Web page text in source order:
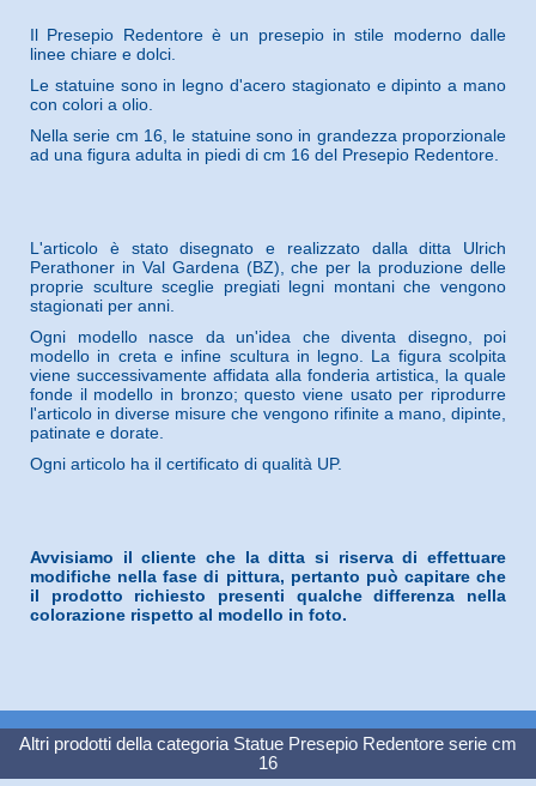
Il Presepio Redentore è un presepio in stile moderno dalle
linee chiare e dolci.
Le statuine sono in legno d'acero stagionato e dipinto a mano
con colori a olio.
Nella serie cm 16, le statuine sono in grandezza proporzionale
ad una figura adulta in piedi di cm 16 del Presepio Redentore.
L'articolo è stato disegnato e realizzato dalla ditta Ulrich
Perathoner in Val Gardena (BZ), che per la produzione delle
proprie sculture sceglie pregiati legni montani che vengono
stagionati per anni.
Ogni modello nasce da un'idea che diventa disegno, poi
modello in creta e infine scultura in legno. La figura scolpita
viene successivamente affidata alla fonderia artistica, la quale
fonde il modello in bronzo; questo viene usato per riprodurre
l'articolo in diverse misure che vengono rifinite a mano, dipinte,
patinate e dorate.
Ogni articolo ha il certificato di qualità UP.
Avvisiamo il cliente che la ditta si riserva di effettuare
modifiche nella fase di pittura, pertanto può capitare che
il prodotto richiesto presenti qualche differenza nella
colorazione rispetto al modello in foto.
Altri prodotti della categoria Statue Presepio Redentore serie cm
16